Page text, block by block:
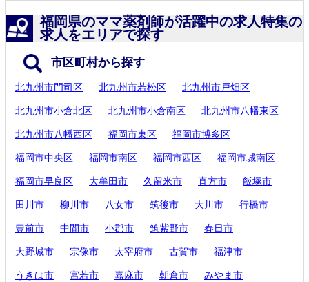
福岡県のママ薬剤師が活躍中の求人特集の
求人をエリアで探す
市区町村から探す
北九州市門司区 北九州市若松区 北九州市戸畑区
北九州市小倉北区 北九州市小倉南区 北九州市八幡東区
北九州市八幡西区 福岡市東区 福岡市博多区
福岡市中央区 福岡市南区 福岡市西区 福岡市城南区
福岡市早良区 大牟田市 久留米市 直方市 飯塚市
田川市 柳川市 八女市 筑後市 大川市 行橋市
豊前市 中間市 小郡市 筑紫野市 春日市
大野城市 宗像市 太宰府市 古賀市 福津市
うきは市 宮若市 嘉麻市 朝倉市 みやま市